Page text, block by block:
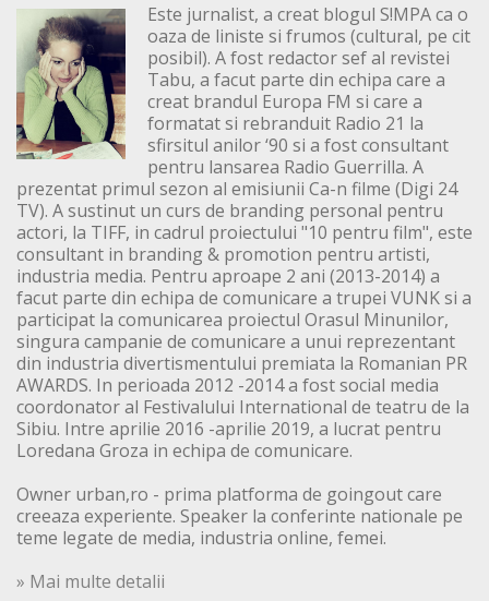
Este jurnalist, a creat blogul S!MPA ca o
oaza de liniste si frumos (cultural, pe cit
posibil). A fost redactor sef al revistei
Tabu, a facut parte din echipa care a
creat brandul Europa FM si care a
formatat si rebranduit Radio 21 la
sfirsitul anilor ‘90 si a fost consultant
pentru lansarea Radio Guerrilla. A
prezentat primul sezon al emisiunii Ca-n filme (Digi 24
TV). A sustinut un curs de branding personal pentru
actori, la TIFF, in cadrul proiectului "10 pentru film", este
consultant in branding & promotion pentru artisti,
industria media. Pentru aproape 2 ani (2013-2014) a
facut parte din echipa de comunicare a trupei VUNK si a
participat la comunicarea proiectul Orasul Minunilor,
singura campanie de comunicare a unui reprezentant
din industria divertismentului premiata la Romanian PR
AWARDS. In perioada 2012 -2014 a fost social media
coordonator al Festivalului International de teatru de la
Sibiu. Intre aprilie 2016 -aprilie 2019, a lucrat pentru
Loredana Groza in echipa de comunicare.
Owner urban,ro - prima platforma de goingout care
creeaza experiente. Speaker la conferinte nationale pe
teme legate de media, industria online, femei.
» Mai multe detalii